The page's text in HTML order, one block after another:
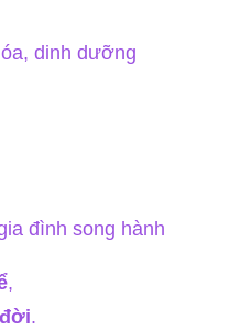
dinh dưỡng
đình song hành
,
.